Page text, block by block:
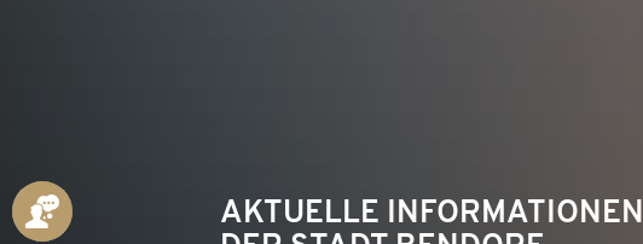
AKTUELLE INFORMATIONEN
ANSPRECHPARTNER